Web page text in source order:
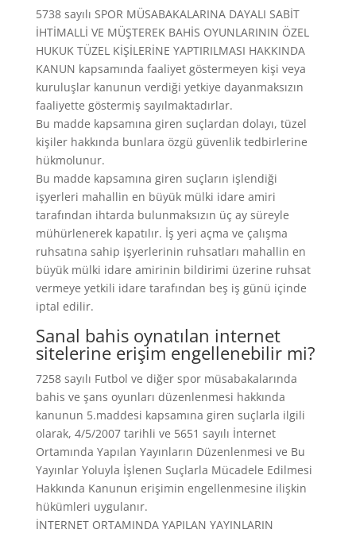
5738 sayılı SPOR MÜSABAKALARINA DAYALI SABİT
İHTİMALLİ VE MÜŞTEREK BAHİS OYUNLARININ ÖZEL
HUKUK TÜZEL KİŞİLERİNE YAPTIRILMASI HAKKINDA
KANUN kapsamında faaliyet göstermeyen kişi veya
kuruluşlar kanunun verdiği yetkiye dayanmaksızın
faaliyette göstermiş sayılmaktadırlar.
Bu madde kapsamına giren suçlardan dolayı, tüzel
kişiler hakkında bunlara özgü güvenlik tedbirlerine
hükmolunur.
Bu madde kapsamına giren suçların işlendiği
işyerleri mahallin en büyük mülki idare amiri
tarafından ihtarda bulunmaksızın üç ay süreyle
mühürlenerek kapatılır. İş yeri açma ve çalışma
ruhsatına sahip işyerlerinin ruhsatları mahallin en
büyük mülki idare amirinin bildirimi üzerine ruhsat
vermeye yetkili idare tarafından beş iş günü içinde
iptal edilir.
Sanal bahis oynatılan internet
sitelerine erişim engellenebilir mi?
7258 sayılı Futbol ve diğer spor müsabakalarında
bahis ve şans oyunları düzenlenmesi hakkında
kanunun 5.maddesi kapsamına giren suçlarla ilgili
olarak, 4/5/2007 tarihli ve 5651 sayılı İnternet
Ortamında Yapılan Yayınların Düzenlenmesi ve Bu
Yayınlar Yoluyla İşlenen Suçlarla Mücadele Edilmesi
Hakkında Kanunun erişimin engellenmesine ilişkin
hükümleri uygulanır.
İNTERNET ORTAMINDA YAPILAN YAYINLARIN